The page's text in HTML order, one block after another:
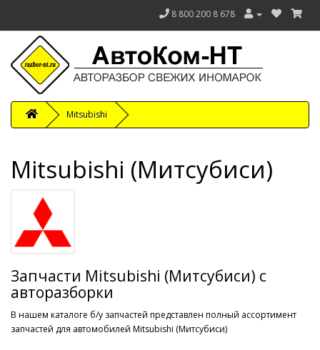
8 800 200 8 678
Mitsubishi
Mitsubishi (Митсубиси)
Запчасти Mitsubishi (Митсубиси) с
авторазборки
В нашем каталоге б/у запчастей представлен полный ассортимент
запчастей для автомобилей Mitsubishi (Митсубиси)